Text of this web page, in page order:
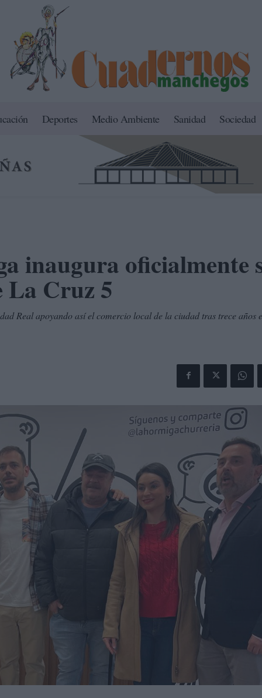
Deportes Medio Ambiente Sanidad Sociedad
inaugura oficialmente
La Cruz 5
Real apoyando así el comercio local de la ciudad tras trece años